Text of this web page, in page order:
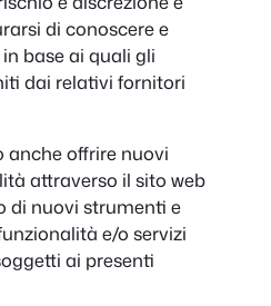
di conoscere e
base ai quali gli
dai relativi fornitori
offrire nuovi
attraverso il sito web
di nuovi strumenti e
e/o servizi
ai presenti